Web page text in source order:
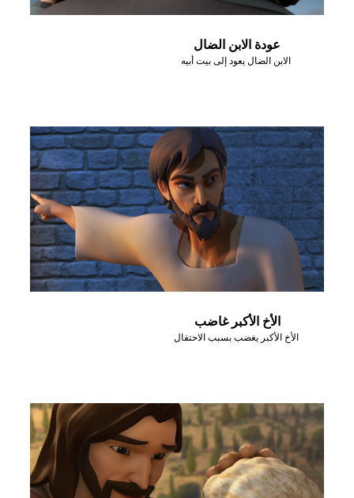
عودة الابن الضال
الابن الضال يعود إلى بيت أبيه
الأخ الأكبر غاضب
الأخ الأكبر يغضب بسبب الاحتفال